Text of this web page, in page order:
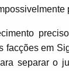
facções em
separar o